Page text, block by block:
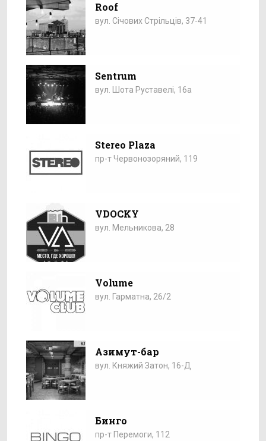
Roof
вул. Січових Стрільців, 37-41
Sentrum
вул. Шота Руставелі, 16а
Stereo Plaza
пр-т Червонозоряний, 119
VDOCKY
вул. Мельникова, 28
Volume
вул. Гарматна, 26/2
Азимут-бар
вул. Княжий Затон, 16-Д
Бинго
пр-т Перемоги, 112